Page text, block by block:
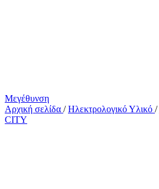
Μεγέθυνση
Αρχική σελίδα / Ηλεκτρολογικό Υλικό /
CITY